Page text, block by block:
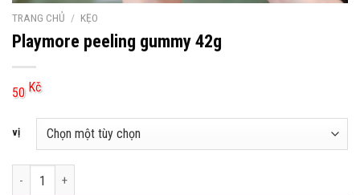
TRANG CHỦ / KẸO
Playmore peeling gummy 42g
50 Kč
vị
Playmore peeling gummy 42g số lượng